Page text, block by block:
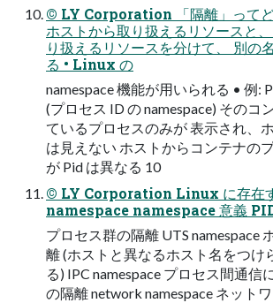
© LY Corporation 「隔離」ってど
ホストから取り扱えるリソースと
り扱えるリソースを分けて、 別の
る • Linux の
namespace 機能が⽤いられる • 例:
(プロセス ID の namespace) そのコ
ているプロセスのみが 表⽰され、
は⾒えない ホストからコンテナの
が Pid は異なる 10
© LY Corporation Linux に存在
namespace namespace 意義
プロセス群の隔離 UTS namespace
離 (ホストと異なるホスト名をつけ
る) IPC namespace プロセス間通信
の隔離 network namespace ネット